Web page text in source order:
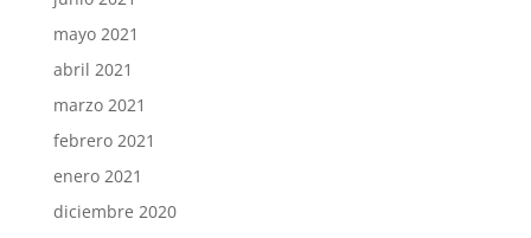
mayo 2021
abril 2021
marzo 2021
febrero 2021
enero 2021
diciembre 2020